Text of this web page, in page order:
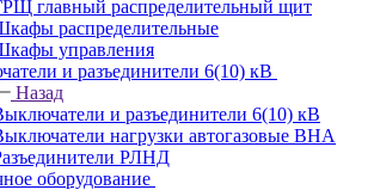
главный распределительный щит
распределительные
управления
и разъединители 6(10) кВ
Назад
и разъединители 6(10) кВ
нагрузки автогазовые ВНА
РЛНД
оборудование